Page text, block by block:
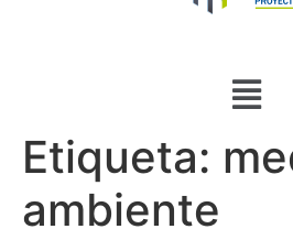
Etiqueta:
ambiente